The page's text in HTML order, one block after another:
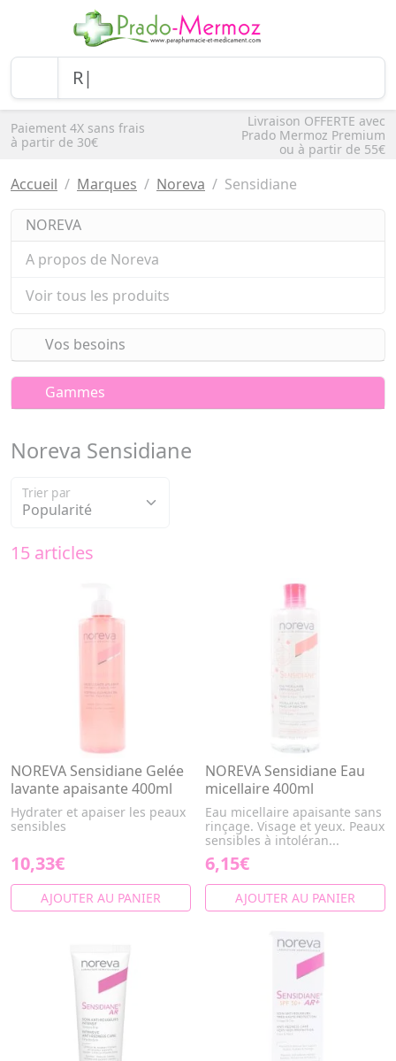
Paiement 4X sans frais
à partir de 30€
Livraison OFFERTE avec
Prado Mermoz Premium
ou à partir de 55€
Accueil Marques Noreva Sensidiane
NOREVA
A propos de Noreva
Voir tous les produits
Vos besoins
Gammes
Noreva Sensidiane
Trier par
15 articles
NOREVA Sensidiane Gelée
lavante apaisante 400ml
Hydrater et apaiser les peaux
sensibles
10,33€
AJOUTER AU PANIER
NOREVA Sensidiane Eau
micellaire 400ml
Eau micellaire apaisante sans
rinçage. Visage et yeux. Peaux
sensibles à intoléran...
6,15€
AJOUTER AU PANIER